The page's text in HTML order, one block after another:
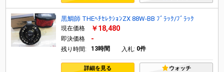
黒鯛師 THEﾍﾁｾﾚｸｼｮﾝZX 88W-BB ﾌﾞﾗｯｸ/ﾌﾞﾗｯｸ
現在価格 ￥18,480
即決価格 -
残り時間: 13時間 入札: 0件
詳細を見る ウォッチ